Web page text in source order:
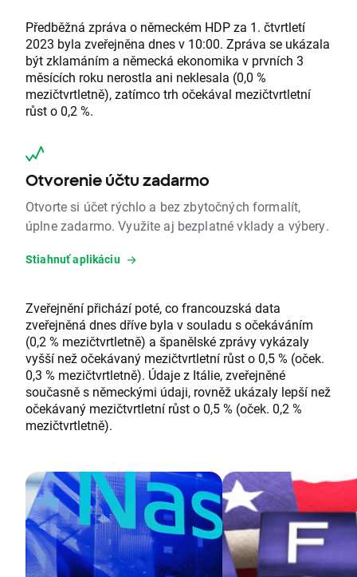
Předběžná zpráva o německém HDP za 1. čtvrtletí
2023 byla zveřejněna dnes v 10:00. Zpráva se ukázala
být zklamáním a německá ekonomika v prvních 3
měsících roku nerostla ani neklesala (0,0 %
mezičtvrtletně), zatímco trh očekával mezičtvrtletní
růst o 0,2 %.
Otvorenie účtu zadarmo
Otvorte si účet rýchlo a bez zbytočných formalít,
úplne zadarmo. Využite aj bezplatné vklady a výbery.
Stiahnuť aplikáciu
Zveřejnění přichází poté, co francouzská data
zveřejněná dnes dříve byla v souladu s očekáváním
(0,2 % mezičtvrtletně) a španělské zprávy vykázaly
vyšší než očekávaný mezičtvrtletní růst o 0,5 % (oček.
0,3 % mezičtvrtletně). Údaje z Itálie, zveřejněné
současně s německými údaji, rovněž ukázaly lepší než
očekávaný mezičtvrtletní růst o 0,5 % (oček. 0,2 %
mezičtvrtletně).